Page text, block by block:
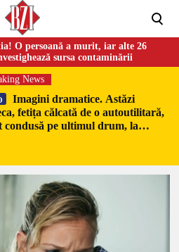
O persoană a murit, iar alte 26
sursa contaminării
News
Imagini dramatice. Astăzi
fetița călcată de o autoutilitară,
condusă pe ultimul drum, la